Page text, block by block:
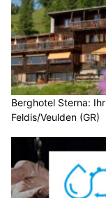
Berghotel Sterna:
Feldis/Veulden (GR)